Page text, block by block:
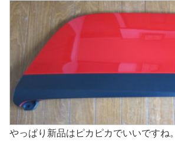
やっぱり新品はピカピカでいいですね。